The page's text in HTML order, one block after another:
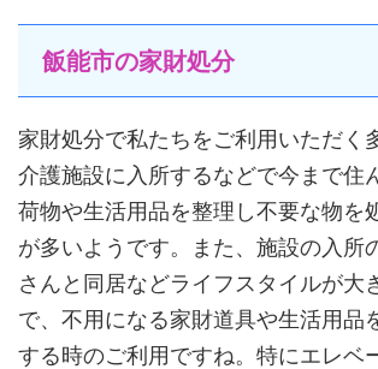
飯能市の家財処分
家財処分で私たちをご利用いただく
介護施設に入所するなどで今まで住
荷物や生活用品を整理し不要な物を
が多いようです。また、施設の入所
さんと同居などライフスタイルが大
で、不用になる家財道具や生活用品
する時のご利用ですね。特にエレベ